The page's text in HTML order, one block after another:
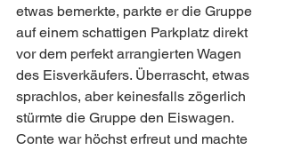
etwas bemerkte, parkte er die Gruppe
auf einem schattigen Parkplatz direkt
vor dem perfekt arrangierten Wagen
des Eisverkäufers. Überrascht, etwas
sprachlos, aber keinesfalls zögerlich
stürmte die Gruppe den Eiswagen.
Conte war höchst erfreut und machte